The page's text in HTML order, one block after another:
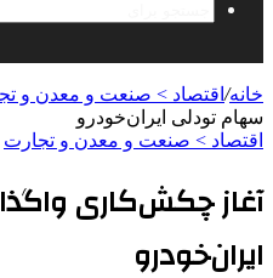
خانه/ اقتصاد > صنعت و معدن و
سهام تودلی ایران‌خودرو
اقتصاد > صنعت و معدن و تجارت
آغاز چکش‌کاری
ایران‌خودرو